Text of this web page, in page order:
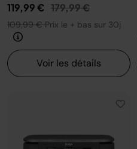
119,99 € Prix réduit de
179,99 €au
109,99 €Prix le + bas sur 30j
Voir les détails